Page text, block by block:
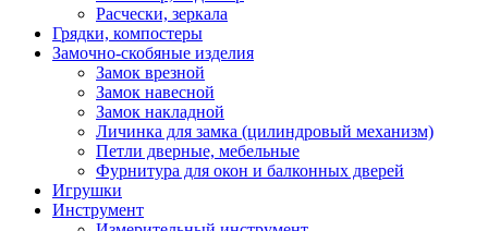
Расчески, зеркала
Грядки, компостеры
Замочно-скобяные изделия
Замок врезной
Замок навесной
Замок накладной
Личинка для замка (цилиндровый механизм)
Петли дверные, мебельные
Фурнитура для окон и балконных дверей
Игрушки
Инструмент